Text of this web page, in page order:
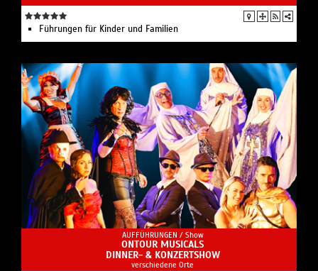
Führungen für Kinder und Familien
AUFFÜHRUNGEN / Show
ONTOUR MUSICALS
DINNER- & KONZERTSHOW
verschiedene Orte